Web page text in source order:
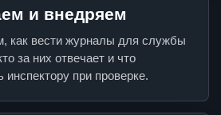
и внедряем
как вести журналы для службы
за них отвечает и что
инспектору при проверке.